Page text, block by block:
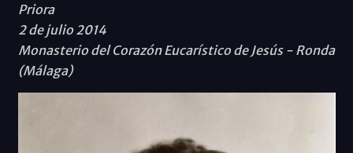
Priora
2 de julio 2014
Monasterio del Corazón Eucarístico de Jesús - Ronda
(Málaga)